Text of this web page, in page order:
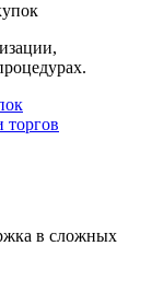
торгов
в сложных